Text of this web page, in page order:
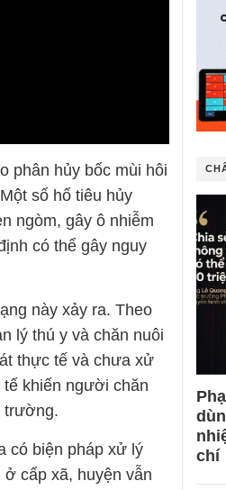
phân hủy bốc mùi hôi
số hố tiêu hủy
ngòm, gây ô nhiễm
có thể gây nguy
này xảy ra. Theo
lý thú y và chăn nuôi
thực tế và chưa xử
tế khiến người chăn
trường.
có biện pháp xử lý
cấp xã, huyện vẫn
chí